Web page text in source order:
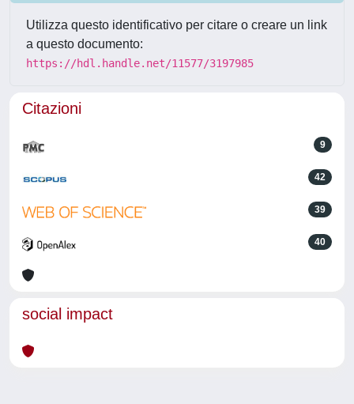
Utilizza questo identificativo per citare o creare un link
a questo documento:
https://hdl.handle.net/11577/3197985
Citazioni
9
42
39
40
social impact